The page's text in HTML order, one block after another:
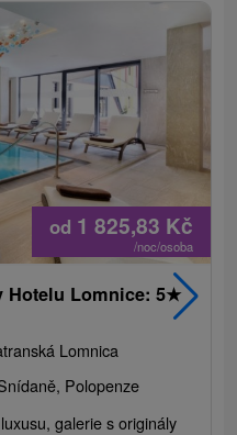
od 1 825,83 Kč
/noc/osoba
Hotelu Lomnice: 5★
Lomnica
Polopenze
galerie s originály